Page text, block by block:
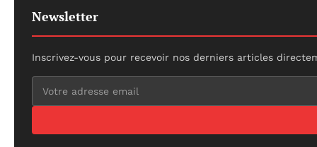
Newsletter
Inscrivez-vous pour recevoir nos derniers articles